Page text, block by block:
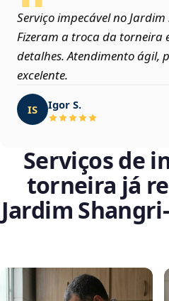
Serviço impecável no
Fizeram a troca da torneira
detalhes. Atendimento ágil,
excelente.
IS Igor S.
Serviços de
torneira já
Jardim